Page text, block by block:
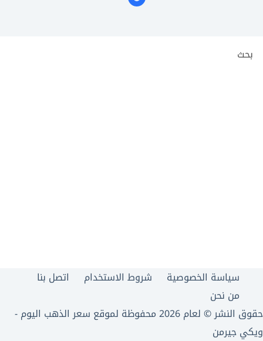
لا
سياسة الخصوصية شروط الاستخدام
اتصل بنا
من نحن
حقوق النشر © لعام 2026 محفوظة لموقع سعر الذهب اليوم -
ويكي جيرمن